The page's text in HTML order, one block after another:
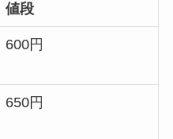
値段
600円
650円